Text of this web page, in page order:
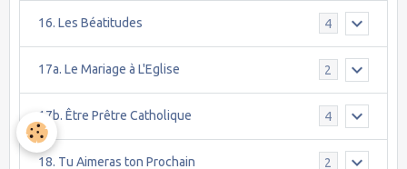
16. Les Béatitudes 4
17a. Le Mariage à L'Eglise 2
17b. Être Prêtre Catholique 4
18. Tu Aimeras ton Prochain 2